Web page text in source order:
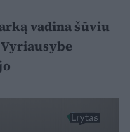
vadina šūviu